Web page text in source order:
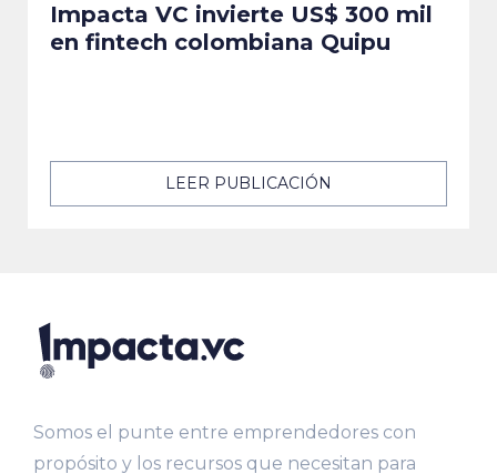
Impacta VC invierte US$ 300 mil
en fintech colombiana Quipu
LEER PUBLICACIÓN
Somos el punte entre emprendedores con
propósito y los recursos que necesitan para